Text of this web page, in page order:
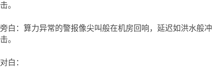
击。
旁白：算力异常的警报像尖叫般在机房回响，延迟如洪水般冲
击。
对白：